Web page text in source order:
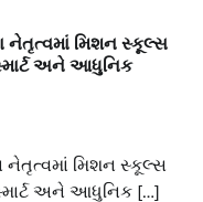
નેતૃત્વમાં મિશન સ્કૂલ્સ
અને આધુનિક
નેતૃત્વમાં મિશન સ્કૂલ્સ
અને આધુનિક […]